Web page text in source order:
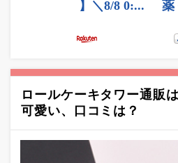
ロールケーキタワー通販
可愛い、口コミは？